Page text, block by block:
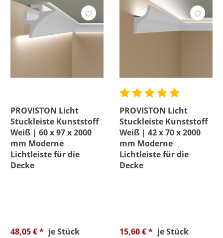
PROVISTON Licht
Stuckleiste Kunststoff
Weiß | 60 x 97 x 2000
mm Moderne
Lichtleiste für die
Decke
48,05 € * je Stück
PROVISTON Licht
Stuckleiste Kunststoff
Weiß | 42 x 70 x 2000
mm Moderne
Lichtleiste für die
Decke
15,60 € * je Stück